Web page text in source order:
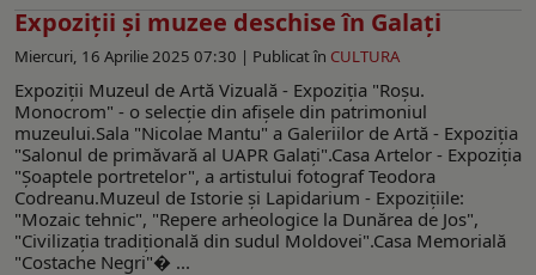
Expoziții şi muzee deschise în Galaţi
Miercuri, 16 Aprilie 2025 07:30 | Publicat în CULTURA
Expoziţii Muzeul de Artă Vizuală - Expoziţia "Roşu.
Monocrom" - o selecţie din afişele din patrimoniul
muzeului.Sala "Nicolae Mantu" a Galeriilor de Artă - Expoziţia
"Salonul de primăvară al UAPR Galaţi".Casa Artelor - Expoziţia
"Şoaptele portretelor", a artistului fotograf Teodora
Codreanu.Muzeul de Istorie şi Lapidarium - Expoziţiile:
"Mozaic tehnic", "Repere arheologice la Dunărea de Jos",
"Civilizația tradițională din sudul Moldovei".Casa Memorială
"Costache Negri"� ...